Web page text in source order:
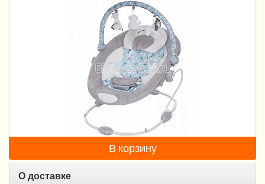
Мебель и аксессуары
Постельные принадлежности
Качели, шезлонги
В корзину
О доставке